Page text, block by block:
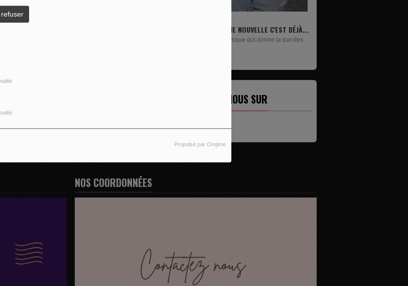
refuser
Propulsé par Orejime
Un lundi sur deux, Maxime Janssens vous
RETROUVEZ-NOUS SUR
NOS COORDONNÉES